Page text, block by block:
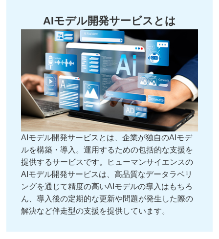
AIモデル開発サービスとは
AIモデル開発サービスとは、企業が独自のAIモデ
ルを構築・導入。運用するための包括的な支援を
提供するサービスです。ヒューマンサイエンスの
AIモデル開発サービスは、高品質なデータラベリ
ングを通じて精度の高いAIモデルの導入はもちろ
ん、導入後の定期的な更新や問題が発生した際の
解決など伴走型の支援を提供しています。